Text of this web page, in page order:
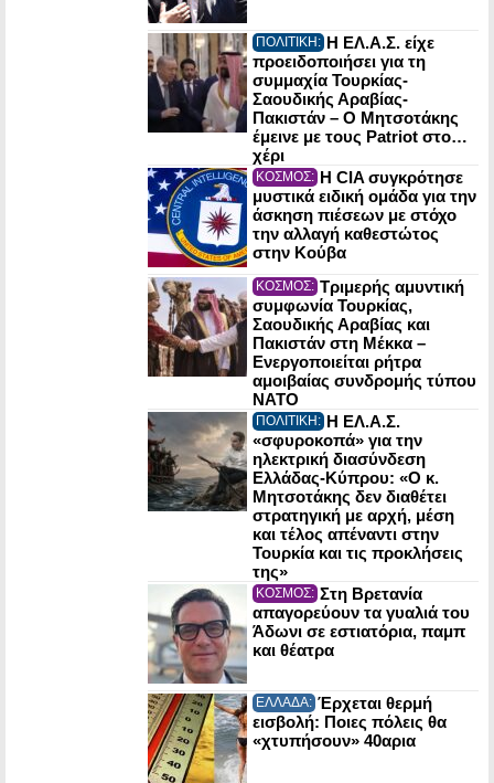
ΠΟΛΙΤΙΚΗ: Η ΕΛ.Α.Σ. είχε
προειδοποιήσει για τη
συμμαχία Τουρκίας-
Σαουδικής Αραβίας-
Πακιστάν – Ο Μητσοτάκης
έμεινε με τους Patriot στο…
χέρι
ΚΟΣΜΟΣ: Η CIA συγκρότησε
μυστικά ειδική ομάδα για την
άσκηση πιέσεων με στόχο
την αλλαγή καθεστώτος
στην Κούβα
ΚΟΣΜΟΣ: Τριμερής αμυντική
συμφωνία Τουρκίας,
Σαουδικής Αραβίας και
Πακιστάν στη Μέκκα –
Ενεργοποιείται ρήτρα
αμοιβαίας συνδρομής τύπου
NATO
ΠΟΛΙΤΙΚΗ: Η ΕΛ.Α.Σ.
«σφυροκοπά» για την
ηλεκτρική διασύνδεση
Ελλάδας-Κύπρου: «Ο κ.
Μητσοτάκης δεν διαθέτει
στρατηγική με αρχή, μέση
και τέλος απέναντι στην
Τουρκία και τις προκλήσεις
της»
ΚΟΣΜΟΣ: Στη Βρετανία
απαγορεύουν τα γυαλιά του
Άδωνι σε εστιατόρια, παμπ
και θέατρα
ΕΛΛΑΔΑ: Έρχεται θερμή
εισβολή: Ποιες πόλεις θα
«χτυπήσουν» 40αρια